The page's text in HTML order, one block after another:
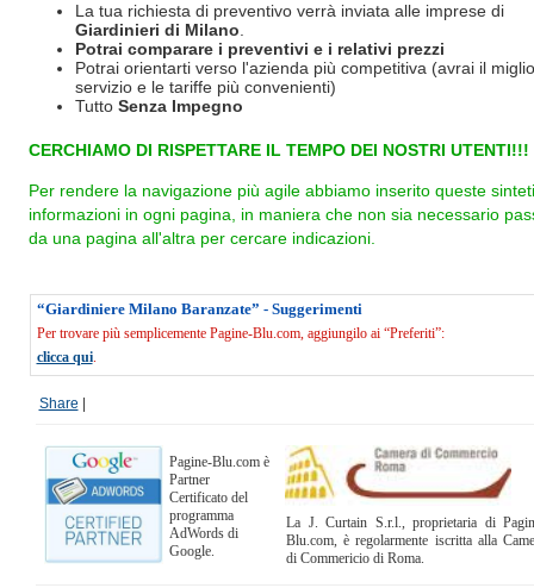
La tua richiesta di preventivo verrà inviata alle imprese di
Giardinieri di Milano
Potrai comparare i preventivi e i relativi prezzi
Potrai orientarti verso l'azienda più competitiva (avrai il
servizio e le tariffe più convenienti)
Tutto Senza Impegno
CERCHIAMO DI RISPETTARE IL TEMPO DEI NOSTRI UTENTI!!!
Per rendere la navigazione più agile abbiamo inserito queste
informazioni in ogni pagina, in maniera che non sia necessario
da una pagina all'altra per cercare indicazioni.
“Giardiniere Milano Baranzate” - Suggerimenti
Per trovare più semplicemente Pagine-Blu.com, aggiungilo ai “Preferiti”:
clicca qui.
Share
Pagine-Blu.com è
Partner
Certificato del
programma
AdWords di
Google.
La J. Curtain S.r.l., proprietaria di
Blu.com, è regolarmente iscritta alla
di Commericio di Roma.